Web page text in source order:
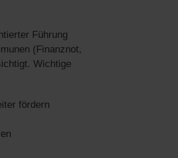
Führung
(Finanznot,
Wichtige
fördern